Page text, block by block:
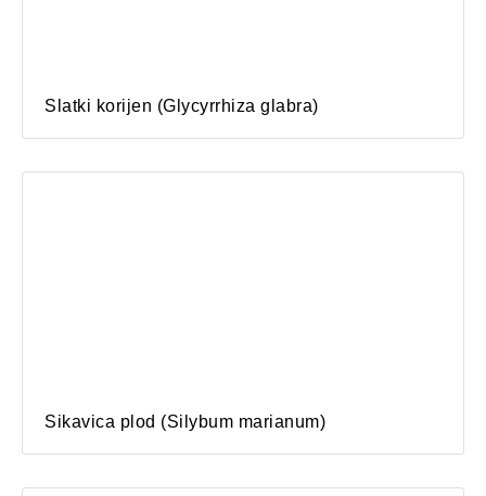
Slatki korijen (Glycyrrhiza glabra)
Sikavica plod (Silybum marianum)